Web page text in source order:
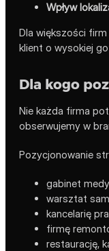
Wpływ
Dla większości
klient o wysokiej
Dla kogo
Nie każda firma
obserwujemy w
Pozycjonowanie
gabinet
warsztat
kancelarię
firmę
restaurację,